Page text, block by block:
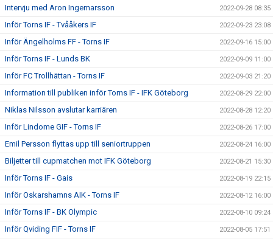
Intervju med Aron Ingemarsson 2022-09-28 08:35
Inför Torns IF - Tvååkers IF 2022-09-23 23:08
Inför Ängelholms FF - Torns IF 2022-09-16 15:00
Inför Torns IF - Lunds BK 2022-09-09 11:00
Inför FC Trollhättan - Torns IF 2022-09-03 21:20
Information till publiken inför Torns IF - IFK Göteborg 2022-08-29 22:00
Niklas Nilsson avslutar karriären 2022-08-28 12:20
Inför Lindome GIF - Torns IF 2022-08-26 17:00
Emil Persson flyttas upp till seniortruppen 2022-08-24 16:00
Biljetter till cupmatchen mot IFK Göteborg 2022-08-21 15:30
Inför Torns IF - Gais 2022-08-19 22:15
Inför Oskarshamns AIK - Torns IF 2022-08-12 16:00
Inför Torns IF - BK Olympic 2022-08-10 09:24
Inför Qviding FIF - Torns IF 2022-08-05 17:51